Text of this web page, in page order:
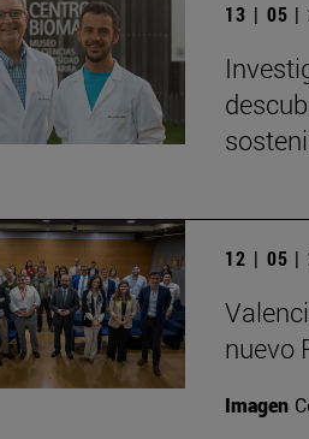
13 | 05 |
12 | 05 |
nuevo
Imagen